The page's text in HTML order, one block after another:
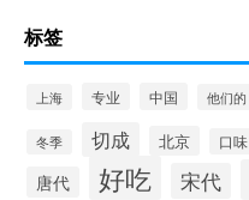
标签
上海 专业 中国 他们的
冬季 切成 北京 口味
唐代
好吃 宋代